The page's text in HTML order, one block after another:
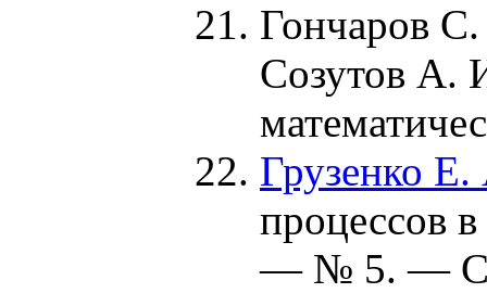
Гончаров
Созутов А.
Грузенко
процессов
— № 5. — С.